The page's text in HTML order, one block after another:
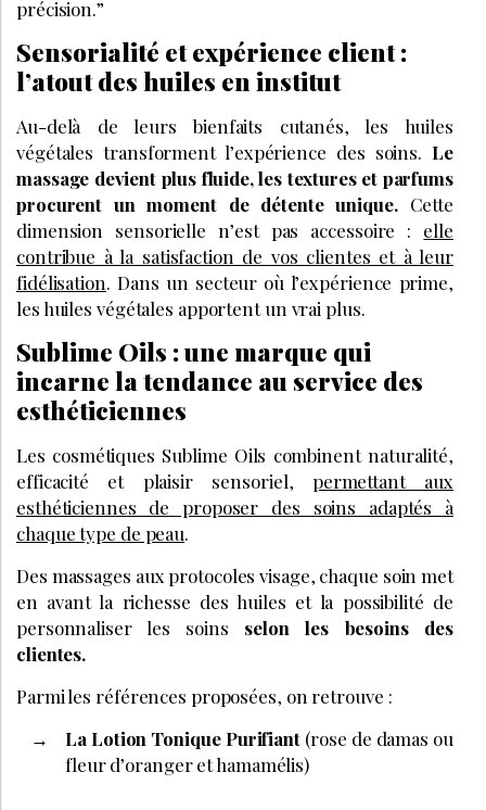
précision.”
Sensorialité et expérience client :
l’atout des huiles en institut
Au-delà de leurs bienfaits cutanés, les huiles
végétales transforment l’expérience des soins. Le
massage devient plus fluide, les textures et parfums
procurent un moment de détente unique.Cette
dimension sensorielle n’est pas accessoire : elle
contribue à la satisfaction de vos clientes et à leur
fidélisation. Dans un secteur où l’expérience prime,
les huiles végétales apportent un vrai plus.
Sublime Oils : une marque qui
incarne la tendance au service des
esthéticiennes
Les cosmétiques Sublime Oils combinent naturalité,
efficacité et plaisir sensoriel, permettant aux
esthéticiennes de proposer des soins adaptés à
chaque type de peau.
Des massages aux protocoles visage, chaque soin met
en avant la richesse des huiles et la possibilité de
personnaliser les soins selon les besoins des
clientes.
Parmi les références proposées, on retrouve :
La Lotion Tonique Purifiant(rose de damas ou
fleur d’oranger et hamamélis)